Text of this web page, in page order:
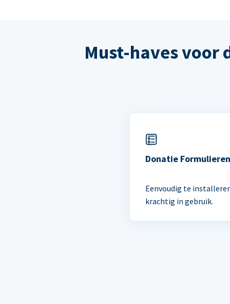
Must-haves voor
Donatie Formulieren
Eenvoudig te
krachtig in gebruik.